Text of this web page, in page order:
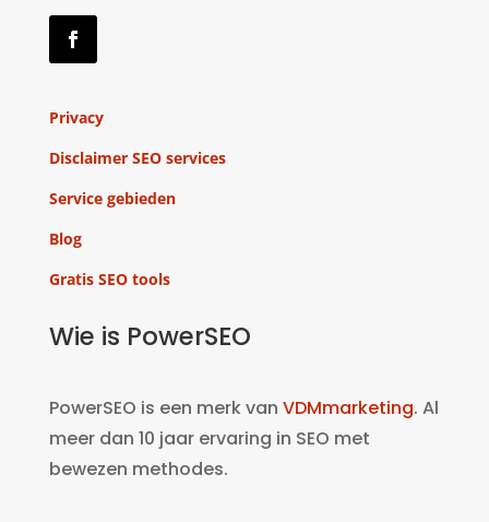
Privacy
Disclaimer SEO services
Service gebieden
Blog
Gratis SEO tools
Wie is PowerSEO
PowerSEO is een merk van VDMmarketing. Al
meer dan 10 jaar ervaring in SEO met
bewezen methodes.